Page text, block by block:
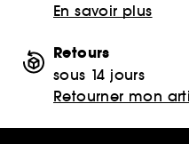
En savoir plus
Retours
sous 14 jours
Retourner mon